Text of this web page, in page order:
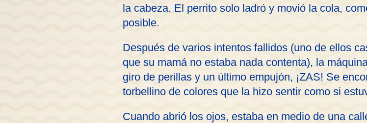
la cabeza. El perrito solo ladró y movió la cola,
posible.
Después de varios intentos fallidos (uno de ellos
que su mamá no estaba nada contenta), la
giro de perillas y un último empujón, ¡ZAS! Se
torbellino de colores que la hizo sentir como si
Cuando abrió los ojos, estaba en medio de una